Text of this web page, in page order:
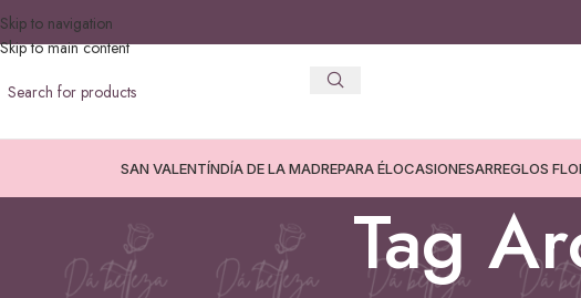
Skip to navigation
Skip to main content
SAN VALENTÍNDÍA DE LA MADREPARA ÉLOCASIONESARREGLOS
Tag